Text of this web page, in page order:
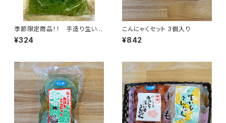
季節限定商品！！ 手造り生いも
こんにゃく つけ麺１袋 300ｇ
¥324
こんにゃくセット 3個入り
¥842